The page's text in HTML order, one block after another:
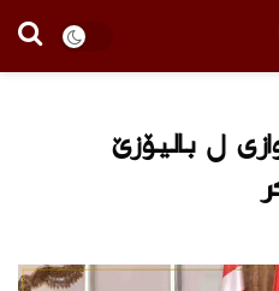
ل بالیۆزێ